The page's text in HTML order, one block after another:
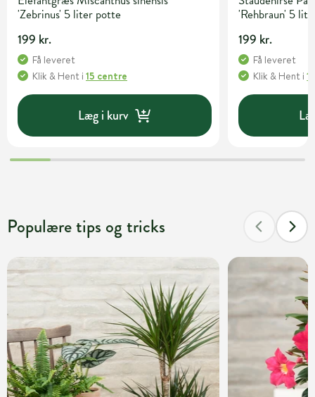
'Zebrinus' 5 liter potte
199 kr.
Få leveret
Klik & Hent i 15 centre
Læg i kurv
'Rehbraun' 5
199 kr.
Få leveret
Klik & Hent i
Populære tips og tricks